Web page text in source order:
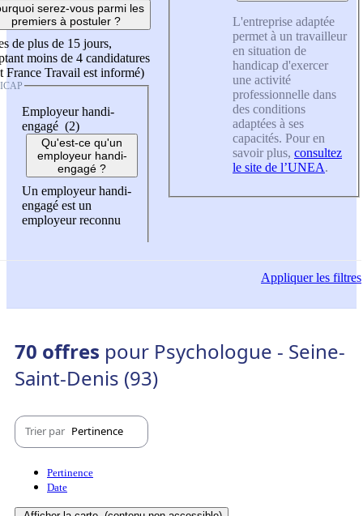
serez-vous parmi les
premiers à postuler ?
de plus de 15 jours,
moins de 4 candidatures
France Travail est informé)
Employeur handi-
engagé (2)
Qu'est-ce qu'un
employeur handi-
engagé ?
Un employeur handi-
engagé est un
employeur reconnu
L'entreprise adaptée
permet à un travailleur
en situation de
handicap d'exercer
une activité
professionnelle dans
des conditions
adaptées à ses
capacités. Pour en
savoir plus, consultez
le site de l’UNEA.
Appliquerles filtres
70 offres pour Psychologue - Seine-
Saint-Denis (93)
Trier par Pertinence
Pertinence
Date